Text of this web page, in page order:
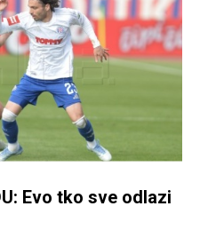
Evo tko sve odlazi